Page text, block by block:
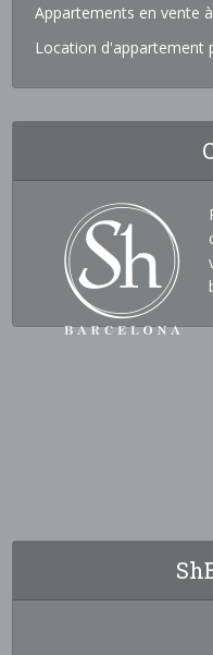
Appartements en vente
Location d'appartement